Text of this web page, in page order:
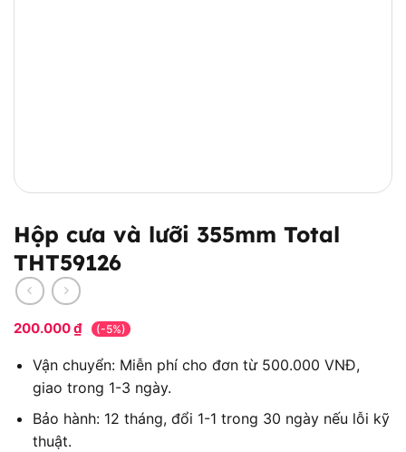
Hộp cưa và lưỡi 355mm Total
THT59126
200.000₫ (-5%)
Vận chuyển: Miễn phí cho đơn từ 500.000 VNĐ,
giao trong 1-3 ngày.
Bảo hành: 12 tháng, đổi 1-1 trong 30 ngày nếu lỗi kỹ
thuật.